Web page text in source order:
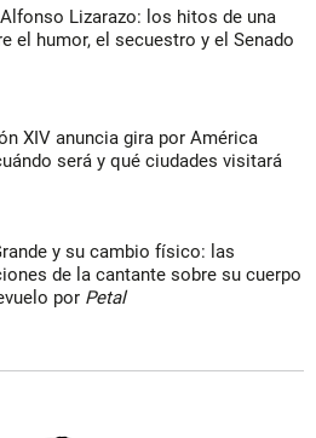
Lizarazo: los hitos de una
el humor, el secuestro y el Senado
XIV anuncia gira por América
será y qué ciudades visitará
y su cambio físico: las
de la cantante sobre su cuerpo
por Petal